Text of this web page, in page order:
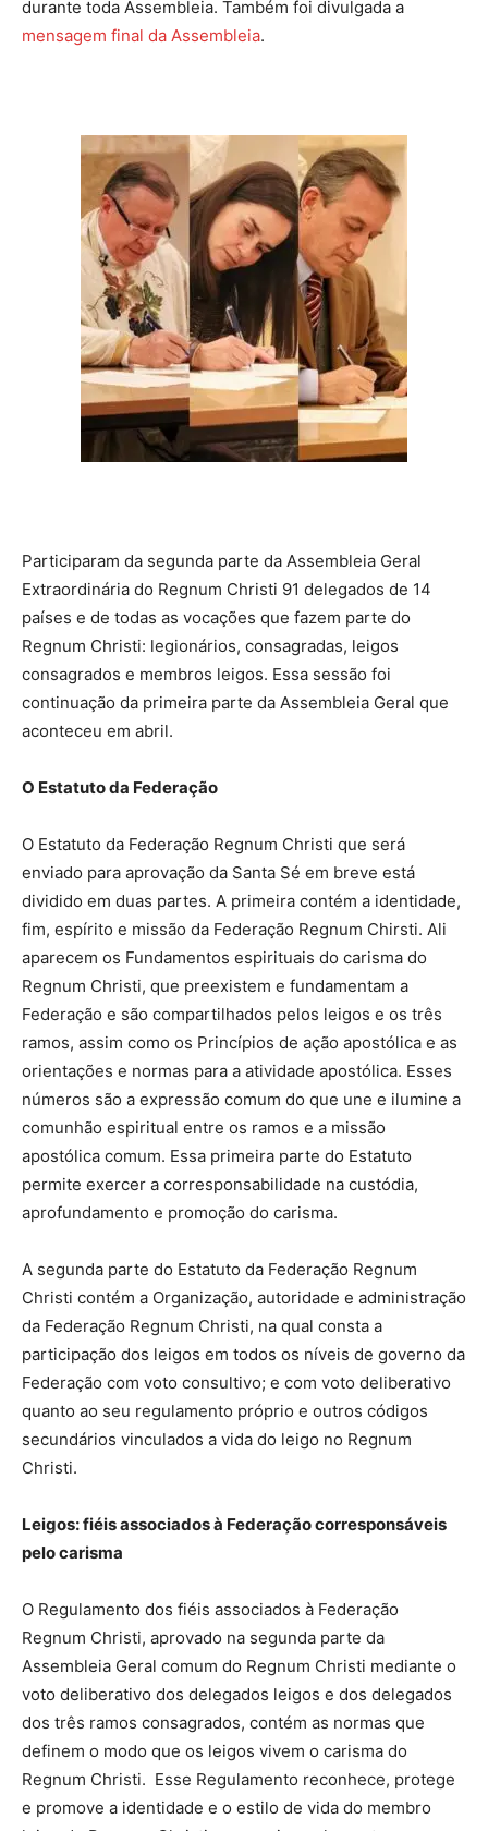
durante toda Assembleia. Também foi divulgada a
mensagem final da Assembleia.
Participaram da segunda parte da Assembleia Geral
Extraordinária do Regnum Christi 91 delegados de 14
países e de todas as vocações que fazem parte do
Regnum Christi: legionários, consagradas, leigos
consagrados e membros leigos. Essa sessão foi
continuação da primeira parte da Assembleia Geral que
aconteceu em abril.
O Estatuto da Federação
O Estatuto da Federação Regnum Christi que será
enviado para aprovação da Santa Sé em breve está
dividido em duas partes. A primeira contém a identidade,
fim, espírito e missão da Federação Regnum Chirsti. Ali
aparecem os Fundamentos espirituais do carisma do
Regnum Christi, que preexistem e fundamentam a
Federação e são compartilhados pelos leigos e os três
ramos, assim como os Princípios de ação apostólica e as
orientações e normas para a atividade apostólica. Esses
números são a expressão comum do que une e ilumine a
comunhão espiritual entre os ramos e a missão
apostólica comum. Essa primeira parte do Estatuto
permite exercer a corresponsabilidade na custódia,
aprofundamento e promoção do carisma.
A segunda parte do Estatuto da Federação Regnum
Christi contém a Organização, autoridade e administração
da Federação Regnum Christi, na qual consta a
participação dos leigos em todos os níveis de governo da
Federação com voto consultivo; e com voto deliberativo
quanto ao seu regulamento próprio e outros códigos
secundários vinculados a vida do leigo no Regnum
Christi.
Leigos: fiéis associados à Federação corresponsáveis
pelo carisma
O Regulamento dos fiéis associados à Federação
Regnum Christi, aprovado na segunda parte da
Assembleia Geral comum do Regnum Christi mediante o
voto deliberativo dos delegados leigos e dos delegados
dos três ramos consagrados, contém as normas que
definem o modo que os leigos vivem o carisma do
Regnum Christi. Esse Regulamento reconhece, protege
e promove a identidade e o estilo de vida do membro